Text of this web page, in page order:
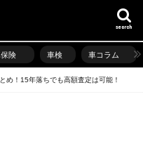
search
険 車検 車コラム
め！15年落ちでも高額査定は可能！